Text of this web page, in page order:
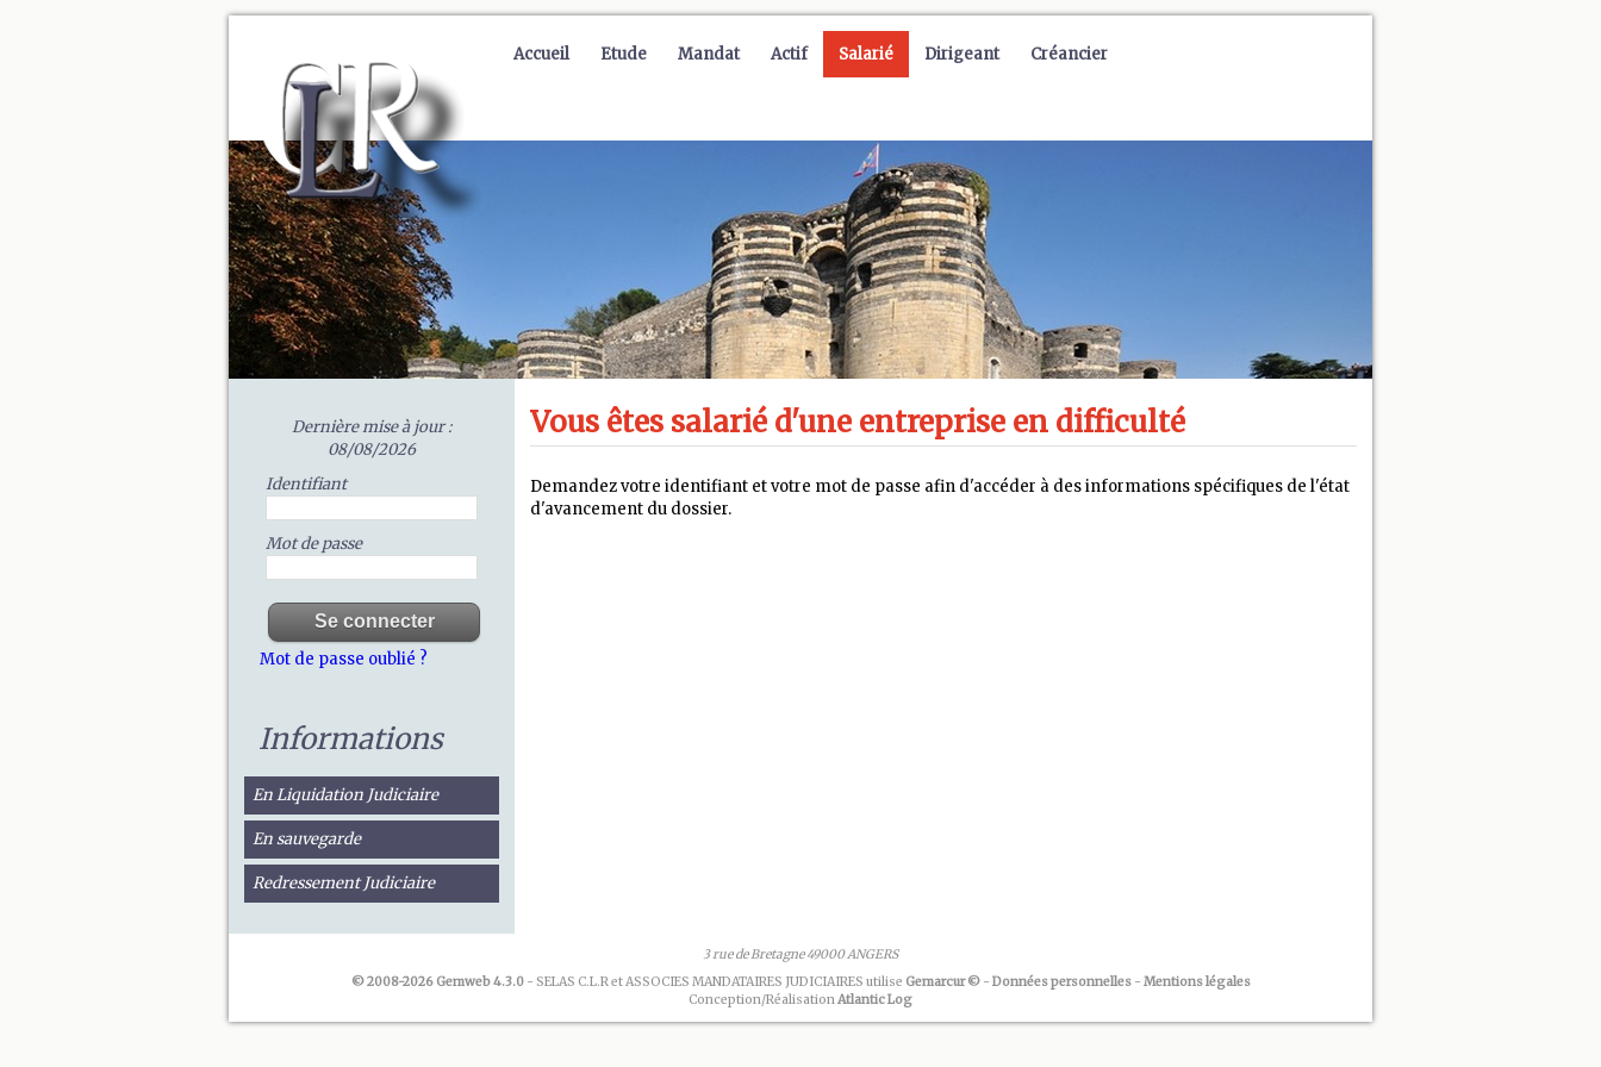
Accueil Etude Mandat Actif Salarié Dirigeant Créancier
Dernière mise à jour :
08/08/2026
Identifiant
Mot de passe
Mot de passe oublié ?
Informations
En Liquidation Judiciaire
En sauvegarde
Redressement Judiciaire
Vous êtes salarié d'une entreprise en difficulté
Demandez votre identifiant et votre mot de passe afin d'accéder à des informations spécifiques de l'état
d'avancement du dossier.
3 rue de Bretagne 49000 ANGERS
© 2008-2026 Gemweb 4.3.0- SELAS C.L.R et ASSOCIES MANDATAIRES JUDICIAIRES utilise Gemarcur ©- Données personnelles- Mentions légales
Conception/RéalisationAtlantic Log